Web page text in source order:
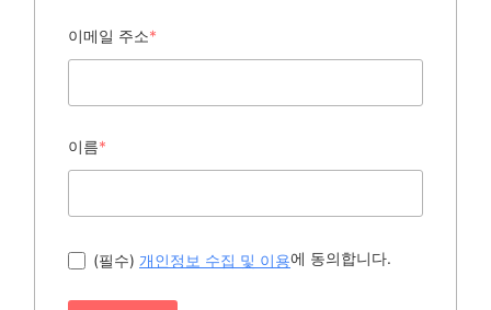
이메일 주소*
이름*
(필수) 개인정보 수집 및 이용에 동의합니다.